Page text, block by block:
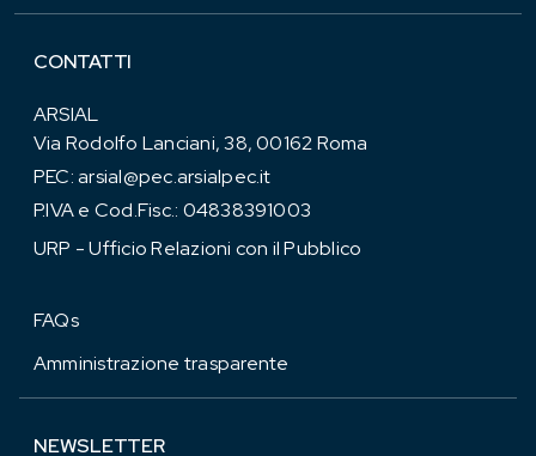
CONTATTI
ARSIAL
Via Rodolfo Lanciani, 38, 00162 Roma
PEC:arsial@pec.arsialpec.it
P.IVA e Cod.Fisc.: 04838391003
URP - Ufficio Relazioni con il Pubblico
FAQs
Amministrazione trasparente
NEWSLETTER